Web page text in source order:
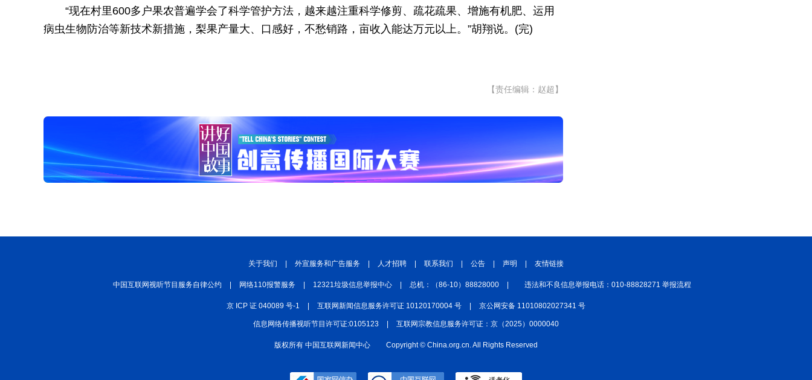
“现在村里600多户果农普遍学会了科学管护方法，越来越注重科学修剪、疏花疏果、增施有机肥、运用
病虫生物防治等新技术新措施，梨果产量大、口感好，不愁销路，亩收入能达万元以上。”胡翔说。(完)
【责任编辑：赵超】
关于我们 外宣服务和广告服务 人才招聘 联系我们 公告 声明 友情链接
中国互联网视听节目服务自律公约 网络110报警服务 12321垃圾信息举报中心 总机：（86-10）88828000 违法和不良信息举报电话：010-88828271 举报流程
京 ICP 证 040089 号-1 互联网新闻信息服务许可证 10120170004 号 京公网安备 11010802027341 号
信息网络传播视听节目许可证:0105123 互联网宗教信息服务许可证：京（2025）0000040
版权所有 中国互联网新闻中心 Copyright © China.org.cn. All Rights Reserved